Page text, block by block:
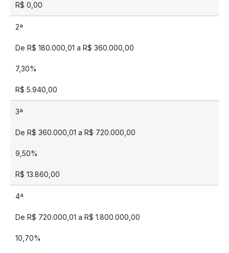
R$ 0,00
2ª
De R$ 180.000,01 a R$ 360.000,00
7,30%
R$ 5.940,00
3ª
De R$ 360.000,01 a R$ 720.000,00
9,50%
R$ 13.860,00
4ª
De R$ 720.000,01 a R$ 1.800.000,00
10,70%